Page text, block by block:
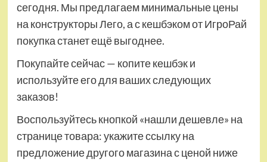
сегодня. Мы предлагаем минимальные цены
на конструкторы Лего, а с кешбэком от ИгроРай
покупка станет ещё выгоднее.
Покупайте сейчас — копите кешбэк и
используйте его для ваших следующих
заказов!
Воспользуйтесь кнопкой «нашли дешевле» на
странице товара: укажите ссылку на
предложение другого магазина с ценой ниже